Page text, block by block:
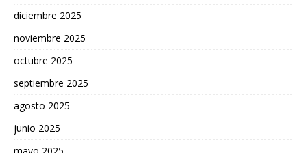
diciembre 2025
noviembre 2025
octubre 2025
septiembre 2025
agosto 2025
junio 2025